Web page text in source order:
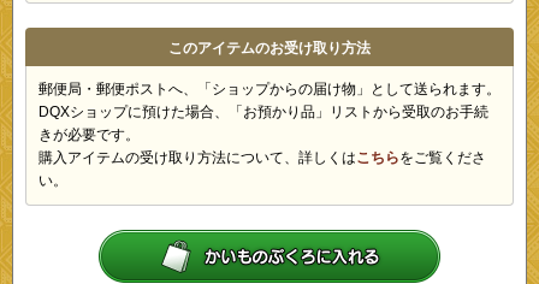
このアイテムのお受け取り方法
郵便局・郵便ポストへ、「ショップからの届け物」として送られます。
DQXショップに預けた場合、「お預かり品」リストから受取のお手続
きが必要です。
購入アイテムの受け取り方法について、詳しくはこちらをご覧くださ
い。